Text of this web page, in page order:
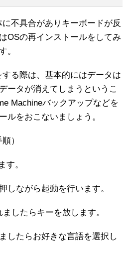
不具合がありキーボードが反
OSの再インストールをしてみ
。
る際は、基本的にはデータは
ータが消えてしまうというこ
Machineバックアップなどを
ルをおこないましょう。
）
す。
しながら起動を行います。
したらキーを放します。
したらお好きな言語を選択し